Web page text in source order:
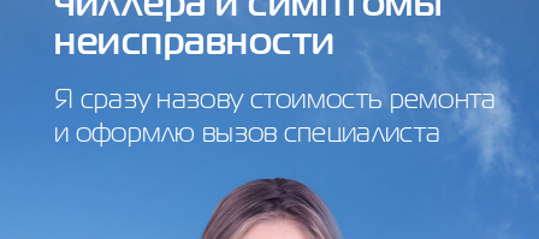
неисправности
Я сразу назову стоимость ремонта
и оформлю вызов специалиста